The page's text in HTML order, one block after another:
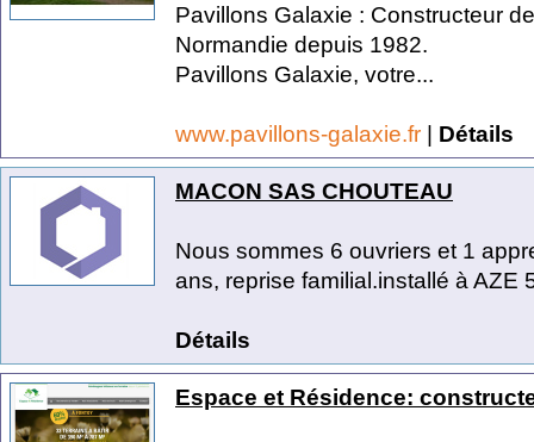
Pavillons Galaxie : Constructeur
Normandie depuis 1982.
Pavillons Galaxie, votre...
www.pavillons-galaxie.fr | Détails
MACON SAS CHOUTEAU
Nous sommes 6 ouvriers et 1
ans, reprise familial.installé à AZE
Détails
Espace et Résidence: